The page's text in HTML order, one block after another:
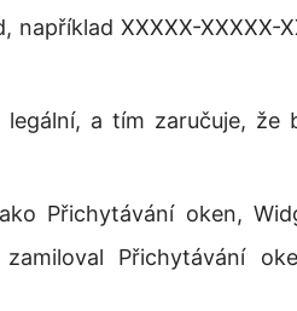
XXXXX-XXXXX-
a tím zaručuje, že
Přichytávání oken,
Přichytávání